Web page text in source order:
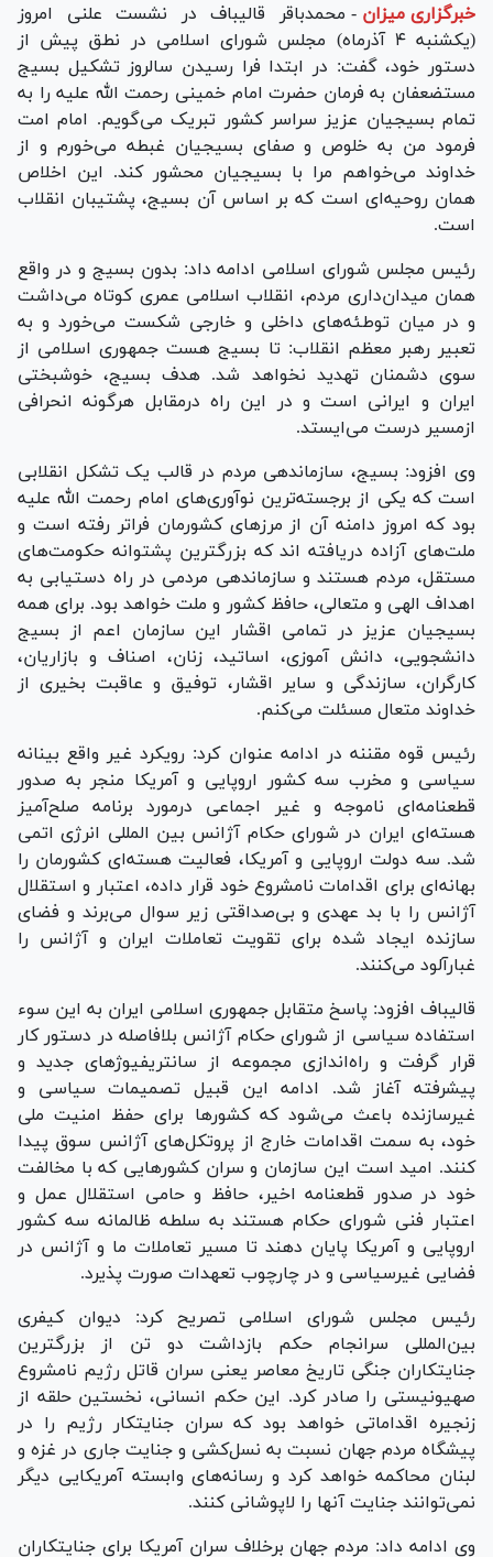
خبرگزاری میزان - محمدباقر قالیباف در نشست علنی امروز
(یکشنبه ۴ آذرماه) مجلس شورای اسلامی در نطق پیش از
دستور خود، گفت: در ابتدا فرا رسیدن سالروز تشکیل بسیج
مستضعفان به فرمان حضرت امام خمینی رحمت الله علیه را به
تمام بسیجیان عزیز سراسر کشور تبریک می‌گویم. امام امت
فرمود من به خلوص و صفای بسیجیان غبطه می‌خورم و از
خداوند می‌خواهم مرا با بسیجیان محشور کند. این اخلاص
همان روحیه‌ای است که بر اساس آن بسیج، پشتیبان انقلاب
است.
رئیس مجلس شورای اسلامی ادامه داد: بدون بسیج و در واقع
همان میدان‌داری مردم، انقلاب اسلامی عمری کوتاه می‌داشت
و در میان توطئه‌های داخلی و خارجی شکست می‌خورد و به
تعبیر رهبر معظم انقلاب: تا بسیج هست جمهوری اسلامی از
سوی دشمنان تهدید نخواهد شد. هدف بسیج، خوشبختی
ایران و ایرانی است و در این راه درمقابل هرگونه انحرافی
ازمسیر درست می‌ایستد.
وی افزود: بسیج، سازماندهی مردم در قالب یک تشکل انقلابی
است که یکی از برجسته‌ترین نوآوری‌های امام رحمت الله علیه
بود که امروز دامنه آن از مرز‌های کشورمان فراتر رفته است و
ملت‌های آزاده دریافته اند که بزرگترین پشتوانه حکومت‌های
مستقل، مردم هستند و سازماندهی مردمی در راه دستیابی به
اهداف الهی و متعالی، حافظ کشور و ملت خواهد بود. برای همه
بسیجیان عزیز در تمامی اقشار این سازمان اعم از بسیج
دانشجویی، دانش آموزی، اساتید، زنان، اصناف و بازاریان،
کارگران، سازندگی و سایر اقشار، توفیق و عاقبت بخیری از
خداوند متعال مسئلت می‌کنم.
رئیس قوه مقننه در ادامه عنوان کرد: رویکرد غیر واقع بینانه
سیاسی و مخرب سه کشور اروپایی و آمریکا منجر به صدور
قطعنامه‌ای ناموجه و غیر اجماعی درمورد برنامه صلح‌آمیز
هسته‌ای ایران در شورای حکام آژانس بین المللی انرژی اتمی
شد. سه دولت اروپایی و آمریکا، فعالیت هسته‌ای کشورمان را
بهانه‌ای برای اقدامات نامشروع خود قرار داده، اعتبار و استقلال
آژانس را با بد عهدی و بی‌صداقتی زیر سوال می‌برند و فضای
سازنده ایجاد شده برای تقویت تعاملات ایران و آژانس را
غبارآلود می‌کنند.
قالیباف افزود: پاسخ متقابل جمهوری اسلامی ایران به این سوء
استفاده سیاسی از شورای حکام آژانس بلافاصله در دستور کار
قرار گرفت و راه‌اندازی مجموعه از سانتریفیوژ‌های جدید و
پیشرفته آغاز شد. ادامه این قبیل تصمیمات سیاسی و
غیرسازنده باعث می‌شود که کشور‌ها برای حفظ امنیت ملی
خود، به سمت اقدامات خارج از پروتکل‌های آژانس سوق پیدا
کنند. امید است این سازمان و سران کشور‌هایی که با مخالفت
خود در صدور قطعنامه اخیر، حافظ و حامی استقلال عمل و
اعتبار فنی شورای حکام هستند به سلطه ظالمانه سه کشور
اروپایی و آمریکا پایان دهند تا مسیر تعاملات ما و آژانس در
فضایی غیرسیاسی و در چارچوب تعهدات صورت پذیرد.
رئیس مجلس شورای اسلامی تصریح کرد: دیوان کیفری
بین‌المللی سرانجام حکم بازداشت دو تن از بزرگترین
جنایتکاران جنگی تاریخ معاصر یعنی سران قاتل رژیم نامشروع
صهیونیستی را صادر کرد. این حکم انسانی، نخستین حلقه از
زنجیره اقداماتی خواهد بود که سران جنایتکار رژیم را در
پیشگاه مردم جهان نسبت به نسل‌کشی و جنایت جاری در غزه و
لبنان محاکمه خواهد کرد و رسانه‌های وابسته آمریکایی دیگر
نمی‌توانند جنایت آنها را لاپوشانی کنند.
وی ادامه داد: مردم جهان برخلاف سران آمریکا برای جنایتکاران